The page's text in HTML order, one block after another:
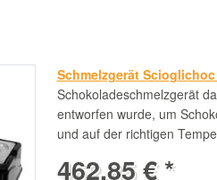
Schmelzgerät
Schokoladeschmelzgerät
entworfen wurde, um
und auf der richtigen
462,85 € *